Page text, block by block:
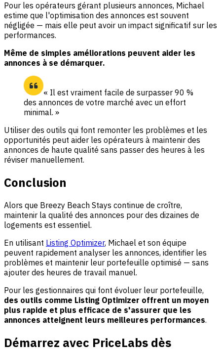
Pour les opérateurs gérant plusieurs annonces, Michael
estime que l'optimisation des annonces est souvent
négligée — mais elle peut avoir un impact significatif sur les
performances.
Même de simples améliorations peuvent aider les
annonces à se démarquer.
« Il est vraiment facile de surpasser 90 %
des annonces de votre marché avec un effort
minimal. »
Utiliser des outils qui font remonter les problèmes et les
opportunités peut aider les opérateurs à maintenir des
annonces de haute qualité sans passer des heures à les
réviser manuellement.
Conclusion
Alors que Breezy Beach Stays continue de croître,
maintenir la qualité des annonces pour des dizaines de
logements est essentiel.
En utilisant Listing Optimizer, Michael et son équipe
peuvent rapidement analyser les annonces, identifier les
problèmes et maintenir leur portefeuille optimisé — sans
ajouter des heures de travail manuel.
Pour les gestionnaires qui font évoluer leur portefeuille,
des outils comme Listing Optimizer offrent un moyen
plus rapide et plus efficace de s'assurer que les
annonces atteignent leurs meilleures performances.
Démarrez avec PriceLabs dès